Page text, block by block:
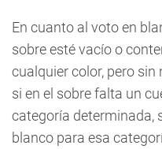
En cuanto al voto en
sobre esté vacío o
cualquier color, pero
si en el sobre falta un
categoría determinada,
blanco para esa